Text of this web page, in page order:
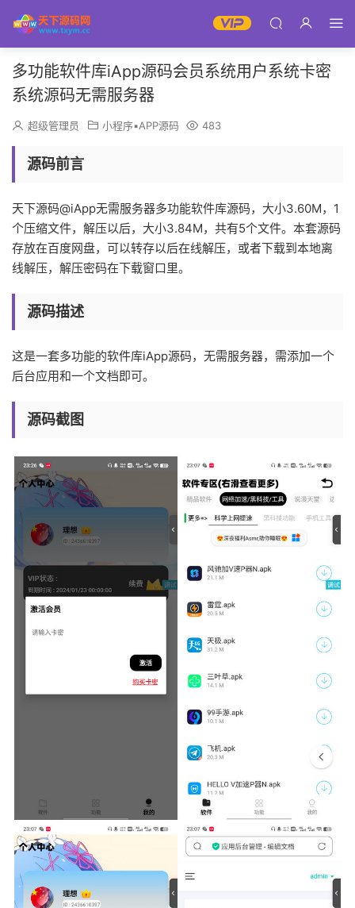
多功能软件库iApp源码会员系统用户系统卡密
系统源码无需服务器
超级管理员 小程序▪APP源码 483
源码前言
天下源码@iApp无需服务器多功能软件库源码，大小3.60M，1
个压缩文件，解压以后，大小3.84M，共有5个文件。本套源码
存放在百度网盘，可以转存以后在线解压，或者下载到本地离
线解压，解压密码在下载窗口里。
源码描述
这是一套多功能的软件库iApp源码，无需服务器，需添加一个
后台应用和一个文档即可。
源码截图